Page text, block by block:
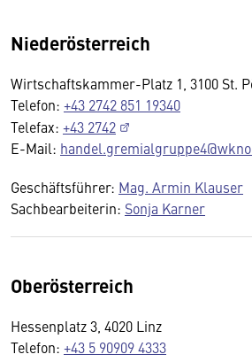
Niederösterreich
Wirtschaftskammer-Platz 1, 3100 St.
Telefon: +43 2742 851 19340
Telefax: +43 2742
E-Mail:
Geschäftsführer: Mag. Armin Klauser
Sachbearbeiterin: Sonja Karner
Oberösterreich
Hessenplatz 3, 4020 Linz
Telefon: +43 5 90909 4333